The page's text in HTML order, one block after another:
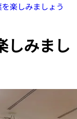
を楽しみましょう
しみまし